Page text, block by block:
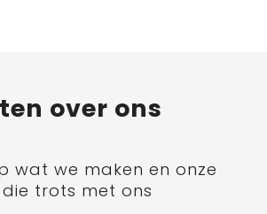
over ons
wat we maken en onze
trots met ons